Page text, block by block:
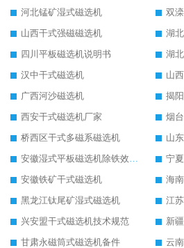
河北锰矿湿式磁选机
双
山西干式强磁磁选机
湖
四川平板磁选机说明书
湖
汉中干式磁选机
山
广西河沙磁选机
揭
西安干式磁选机厂家
烟
桥西区干式多磁系磁选机
山
宁
安徽铁矿干式磁选机
海
黑龙江钛尾矿湿式磁选机
江
兴安盟干式磁选机技术规范
新
甘肃永磁筒式磁选机备件
云